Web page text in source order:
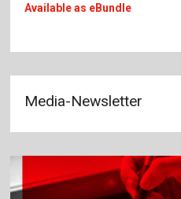
Available as eBundle
Media-Newsletter